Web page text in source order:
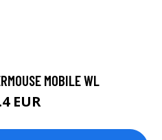
MOBILE WL
EUR